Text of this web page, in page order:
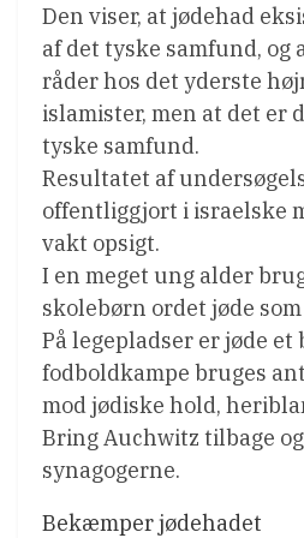
Den viser, at jødehad
af det tyske samfund, og
råder hos det yderste
islamister, men at det er
tyske samfund.
Resultatet af
offentliggjort i israelske
vakt opsigt.
I en meget ung alder
skolebørn ordet jøde
På legepladser er jøde
fodboldkampe bruges
mod jødiske hold,
Bring Auchwitz tilbage
synagogerne.
Bekæmper jødehadet